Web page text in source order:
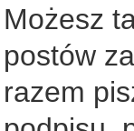
Możesz
postów
razem